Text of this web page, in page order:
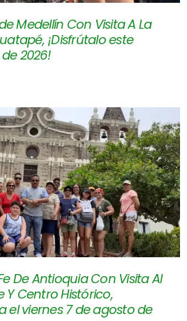
Medellín Con Visita A La
¡Disfrútalo este
2026!
De Antioquia Con Visita Al
Y Centro Histórico,
el viernes 7 de agosto de